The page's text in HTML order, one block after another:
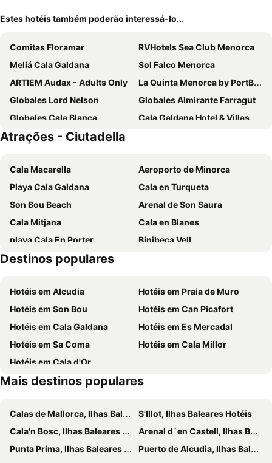
Estes hotéis também poderão interessá-lo...
Comitas Floramar
RVHotels Sea Club Menorca
Meliá Cala Galdana
Sol Falco Menorca
ARTIEM Audax - Adults Only
La Quinta Menorca by PortBlue Boutique - Adults Only
Globales Lord Nelson
Globales Almirante Farragut
Globales Cala Blanca
Cala Galdana Hotel & Villas d'Aljandar
Globales Mediterrani
Grupotel Club Turquesa Mar
Grupotel Tamariscos
Aparthotel Vibra Blanc Palace
Globales Cala'n Blanes
Sagitario Princesa Playa
Seth Port Ciutadella
Villa Le Blanc Gran Meliá
Valentin Star Menorca - Adults Only
Lago Resort Menorca Suites del Lago - Adults Only
Prinsotel La Caleta
Apartamentos Maribel
Globales Los Delfines
Club Ciudadela
Apartamentos Ses Anneres
Hotel Patricia Menorca
BLUESEA Cabo de Baños
Loar Ferreries
Hotel Playa Santandria Adults Only
Alfons Hotel
Caramelo Marina Cala'n Bosch
Hostal Menurka
Cheap & Chic Hotel
Estudios Vistamar
Faustino Gran Relais & Chateaux
Hotel S'Esparteria
Spa Sagitario Playa
Hotel Madrid
Hotel Nou Sant Antoni
Atrações - Ciutadella
Cala Macarella
Aeroporto de Minorca
Playa Cala Galdana
Cala en Turqueta
Son Bou Beach
Arenal de Son Saura
Cala Mitjana
Cala en Blanes
playa Cala En Porter
Binibeca Vell
Cala Agulla
Caleta d'en Gorries - Sa Caleta
Club Náutico Cala Ratjada
Cala en Brut
Cala en Forcat
Cala Binidali
Port de Ciutadella
Menorca Cathedral
Festes de Sant Joan
Pedreres de S'Hostal
Cala Morell
Cala Pregonda
Destinos populares
Hotéis em Alcudia
Hotéis em Praia de Muro
Hotéis em Son Bou
Hotéis em Can Picafort
Hotéis em Cala Galdana
Hotéis em Es Mercadal
Hotéis em Sa Coma
Hotéis em Cala Millor
Hotéis em Cala d'Or
Mais destinos populares
Calas de Mallorca, Ilhas Baleares Hotéis
S'Illot, Ilhas Baleares Hotéis
Cala'n Bosc, Ilhas Baleares Hotéis
Arenal d´en Castell, Ilhas Baleares Hotéis
Punta Prima, Ilhas Baleares Hotéis
Puerto de Alcudia, Ilhas Baleares Hotéis